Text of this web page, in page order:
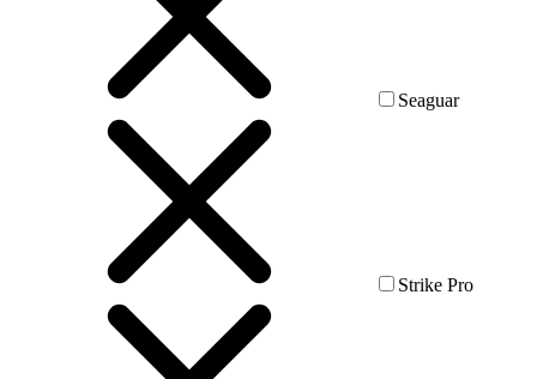
Seaguar
Strike Pro